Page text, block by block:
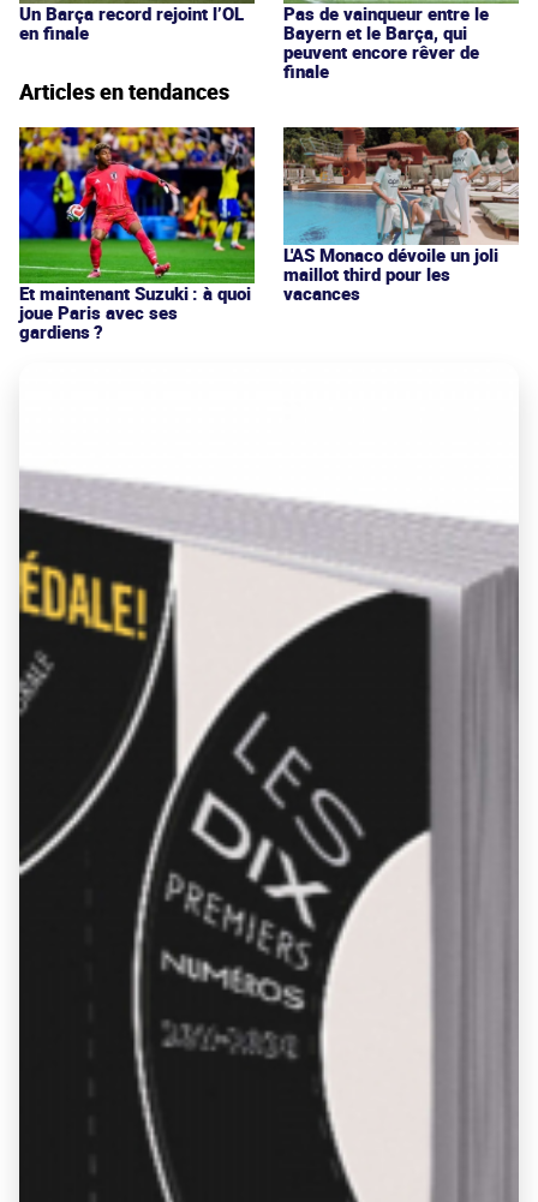
Un Barça record rejoint l’OL
en finale
Pas de vainqueur entre le
Bayern et le Barça, qui
peuvent encore rêver de
finale
Articles en tendances
Et maintenant Suzuki : à quoi
joue Paris avec ses
gardiens ?
L'AS Monaco dévoile un joli
maillot third pour les
vacances